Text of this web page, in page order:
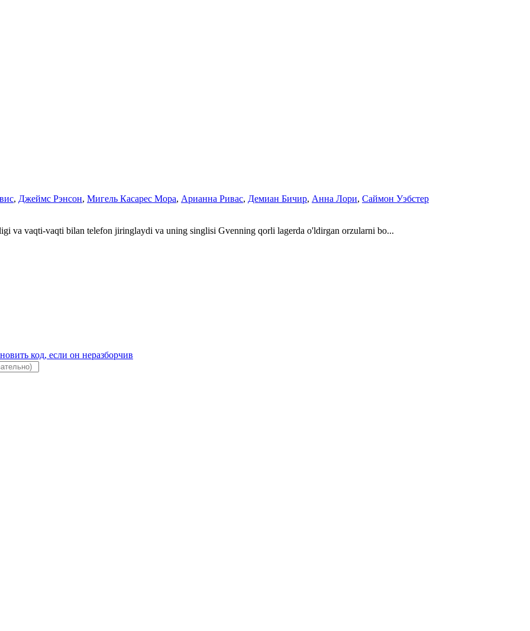
, Джеймс Рэнсон, Мигель Касарес Мора, Арианна Ривас, Демиан Бичир, Анна Лори, Саймон Уэбстер
va vaqti-vaqti bilan telefon jiringlaydi va uning singlisi Gvenning qorli lagerda o'ldirgan orzularni bo...